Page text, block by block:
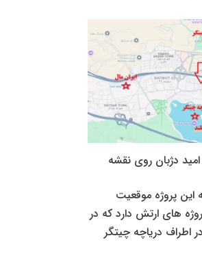
دژبان روی نقشه
پروژه موقعیت
های ارتش دارد که در
دریاچه چیتگر